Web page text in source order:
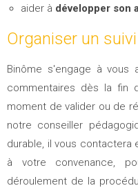
aider à développer son
Organiser un
Binôme s'engage à vous
commentaires dès la fin
moment de valider ou de
notre conseiller
durable, il vous contactera
à votre convenance,
déroulement de la